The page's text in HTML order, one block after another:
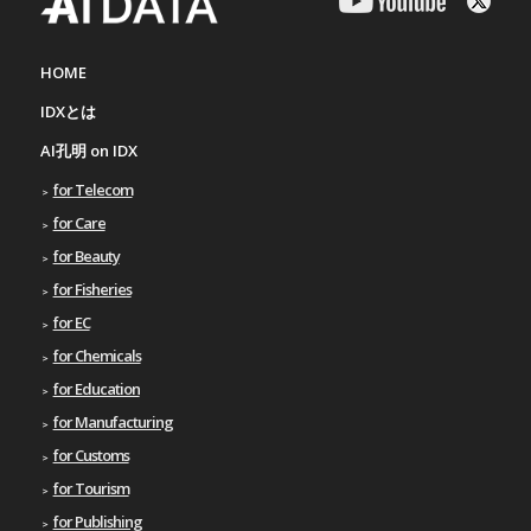
HOME
IDXとは
AI孔明 on IDX
for Telecom
for Care
for Beauty
for Fisheries
for EC
for Chemicals
for Education
for Manufacturing
for Customs
for Tourism
for Publishing